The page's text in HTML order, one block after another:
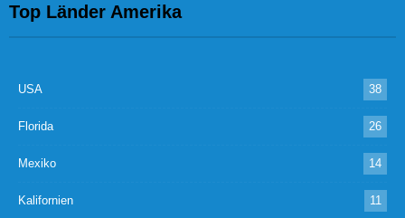
Top Länder Amerika
USA 38
Florida 26
Mexiko 14
Kalifornien 11